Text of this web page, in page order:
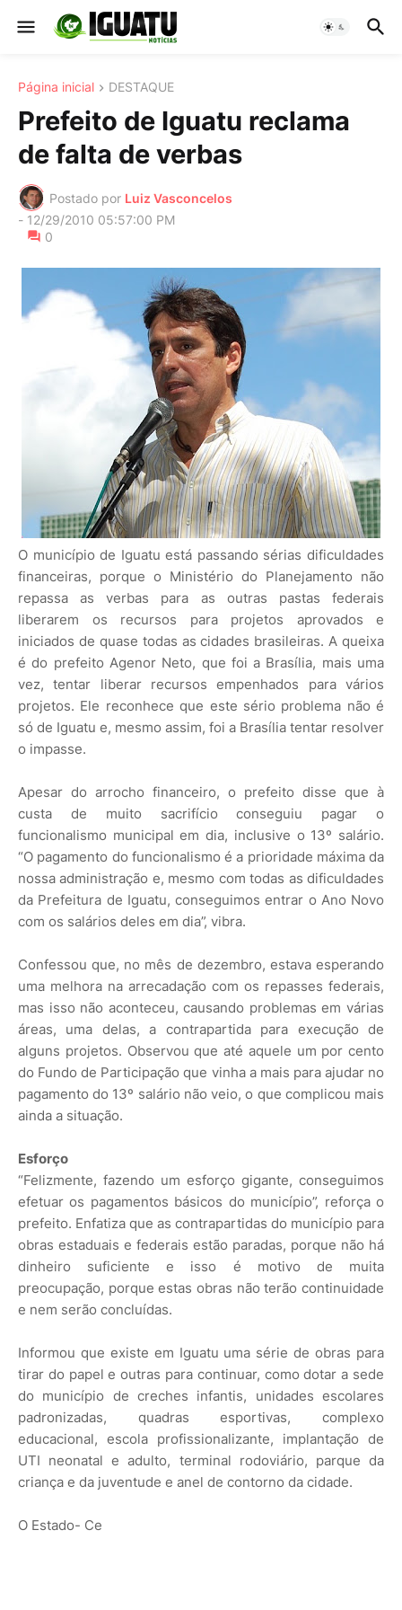
Página inicial DESTAQUE
Prefeito de Iguatu reclama
de falta de verbas
Postado por Luiz Vasconcelos
- 12/29/2010 05:57:00 PM
0
O município de Iguatu está passando sérias dificuldades
financeiras, porque o Ministério do Planejamento não
repassa as verbas para as outras pastas federais
liberarem os recursos para projetos aprovados e
iniciados de quase todas as cidades brasileiras. A queixa
é do prefeito Agenor Neto, que foi a Brasília, mais uma
vez, tentar liberar recursos empenhados para vários
projetos. Ele reconhece que este sério problema não é
só de Iguatu e, mesmo assim, foi a Brasília tentar resolver
o impasse.
Apesar do arrocho financeiro, o prefeito disse que à
custa de muito sacrifício conseguiu pagar o
funcionalismo municipal em dia, inclusive o 13º salário.
“O pagamento do funcionalismo é a prioridade máxima da
nossa administração e, mesmo com todas as dificuldades
da Prefeitura de Iguatu, conseguimos entrar o Ano Novo
com os salários deles em dia”, vibra.
Confessou que, no mês de dezembro, estava esperando
uma melhora na arrecadação com os repasses federais,
mas isso não aconteceu, causando problemas em várias
áreas, uma delas, a contrapartida para execução de
alguns projetos. Observou que até aquele um por cento
do Fundo de Participação que vinha a mais para ajudar no
pagamento do 13º salário não veio, o que complicou mais
ainda a situação.
Esforço
“Felizmente, fazendo um esforço gigante, conseguimos
efetuar os pagamentos básicos do município”, reforça o
prefeito. Enfatiza que as contrapartidas do município para
obras estaduais e federais estão paradas, porque não há
dinheiro suficiente e isso é motivo de muita
preocupação, porque estas obras não terão continuidade
e nem serão concluídas.
Informou que existe em Iguatu uma série de obras para
tirar do papel e outras para continuar, como dotar a sede
do município de creches infantis, unidades escolares
padronizadas, quadras esportivas, complexo
educacional, escola profissionalizante, implantação de
UTI neonatal e adulto, terminal rodoviário, parque da
criança e da juventude e anel de contorno da cidade.
O Estado- Ce